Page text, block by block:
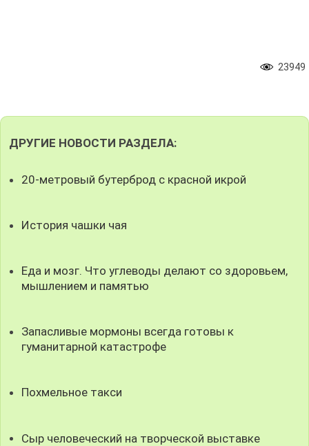
23949
ДРУГИЕ НОВОСТИ РАЗДЕЛА:
20-метровый бутерброд с красной икрой
История чашки чая
Еда и мозг. Что углеводы делают со здоровьем,
мышлением и памятью
Запасливые мормоны всегда готовы к
гуманитарной катастрофе
Похмельное такси
Сыр человеческий на творческой выставке